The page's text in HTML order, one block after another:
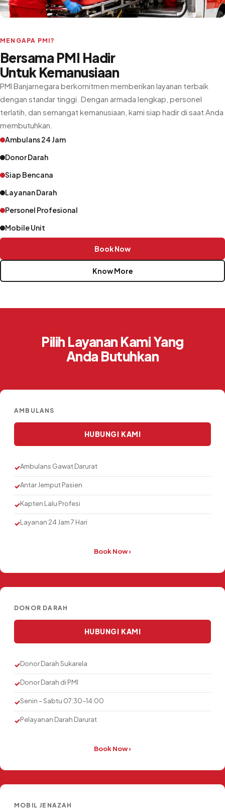
MENGAPA PMI?
Bersama PMI Hadir
Untuk Kemanusiaan
PMI Banjarnegara berkomitmen memberikan layanan terbaik
dengan standar tinggi. Dengan armada lengkap, personel
terlatih, dan semangat kemanusiaan, kami siap hadir di saat Anda
membutuhkan.
Ambulans 24 Jam
Donor Darah
Siap Bencana
Layanan Darah
Personel Profesional
Mobile Unit
Book Now
Know More
Pilih Layanan Kami Yang
Anda Butuhkan
AMBULANS
HUBUNGI KAMI
✓Ambulans Gawat Darurat
✓Antar Jemput Pasien
✓Kapten Lalu Profesi
✓Layanan 24 Jam 7 Hari
Book Now ›
DONOR DARAH
HUBUNGI KAMI
✓Donor Darah Sukarela
✓Donor Darah di PMI
✓Senin – Sabtu 07:30–14:00
✓Pelayanan Darah Darurat
Book Now ›
MOBIL JENAZAH